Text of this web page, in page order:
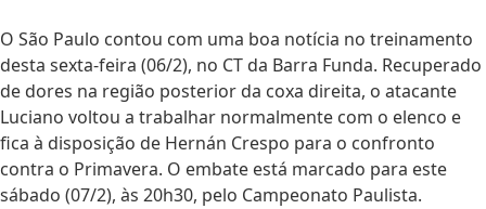
O São Paulo contou com uma boa notícia no treinamento
desta sexta-feira (06/2), no CT da Barra Funda. Recuperado
de dores na região posterior da coxa direita, o atacante
Luciano voltou a trabalhar normalmente com o elenco e
fica à disposição de Hernán Crespo para o confronto
contra o Primavera. O embate está marcado para este
sábado (07/2), às 20h30, pelo Campeonato Paulista.